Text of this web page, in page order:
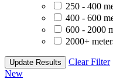
250 - 400
400 - 600
600 - 2000
2000+
Update Results
Clear Filter
New